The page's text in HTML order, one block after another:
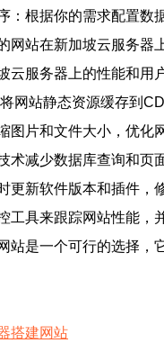
：根据你的需求配置数
网站在新加坡云服务器
云服务器上的性能和用
网站静态资源缓存到
图片和文件大小，优化
术减少数据库查询和页
更新软件版本和插件，
工具来跟踪网站性能，
站是一个可行的选择，
搭建网站